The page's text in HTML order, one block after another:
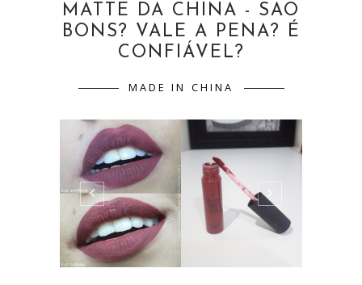
MATTE DA CHINA - SÃO
BONS? VALE A PENA? É
CONFIÁVEL?
MADE IN CHINA